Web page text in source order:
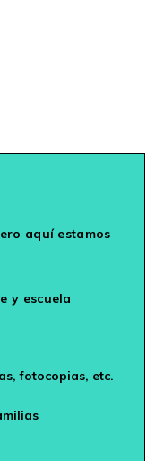
aquí estamos
y escuela
fotocopias, etc.